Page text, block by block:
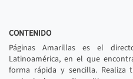
CONTENIDO
Páginas Amarillas es el
Latinoamérica, en el que
forma rápida y sencilla. Realiza